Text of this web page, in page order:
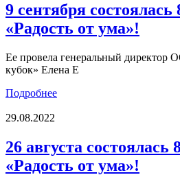
9 сентября состоялась
«Радость от ума»!
Ее провела генеральный директор
кубок» Елена Е
Подробнее
29.08.2022
26 августа состоялась
«Радость от ума»!